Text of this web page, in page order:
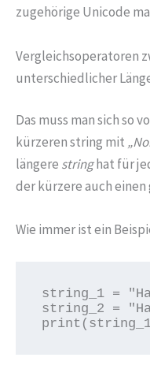
zugehörige Unicode
Vergleichsoperatoren
unterschiedlicher
Das muss man sich so
kürzeren string mit
längere stringhat für
der kürzere auch
Wie immer ist ein
string_1 =
string_2 =